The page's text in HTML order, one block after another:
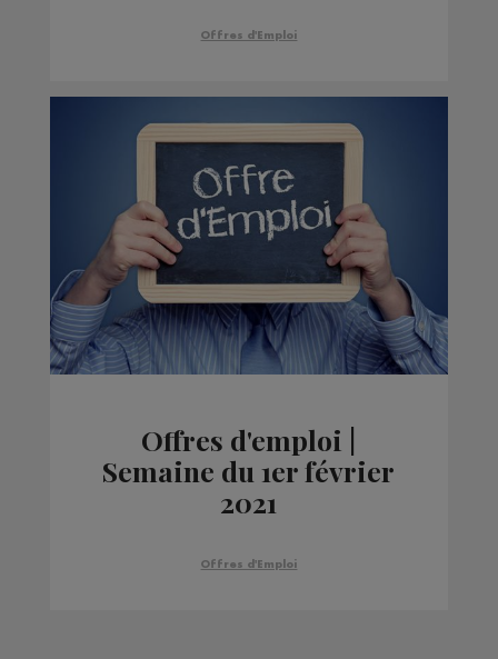
Offres d'Emploi
Offres d'emploi |
Semaine du 1er février
2021
Offres d'Emploi